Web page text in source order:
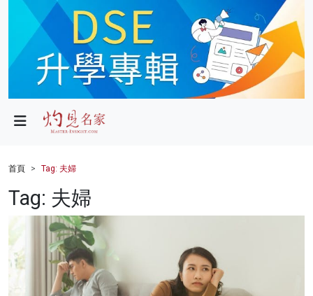
政局
財經
健康
商業
首頁 Tag: 夫婦
Tag: 夫婦